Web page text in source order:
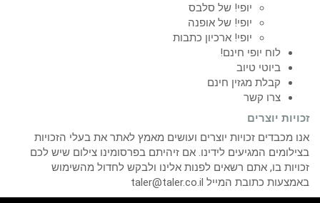
יופי! של סלבס
יופי! של אופנה
יופי! ארכיון כתבות
לוח יופי חינם!
ביוטי טיוב
קבלת מגזין חינם
צרו קשר
זכויות יוצרים
אנו מכבדים זכויות יוצרים ועושים מאמץ לאתר את בעלי הזכויות
בצילומים המגיעים לידינו. אם זיהיתם בפרסומינו צילום שיש לכם
זכויות בו, אתם רשאים לפנות אלינו ולבקש לחדול מהשימוש
באמצעות כתובת המייל taler@taler.co.il